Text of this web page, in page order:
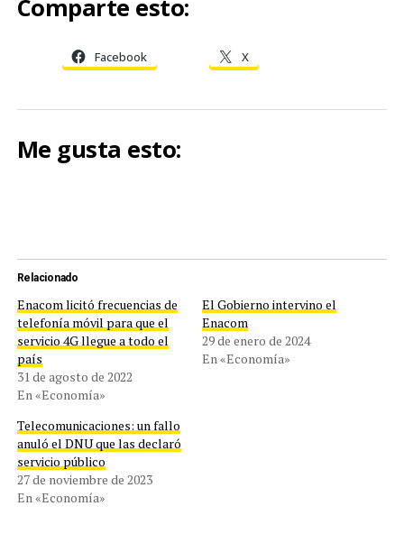
Comparte esto:
Facebook X
Me gusta esto:
Relacionado
Enacom licitó frecuencias de
telefonía móvil para que el
servicio 4G llegue a todo el
país
31 de agosto de 2022
En «Economía»
El Gobierno intervino el
Enacom
29 de enero de 2024
En «Economía»
Telecomunicaciones: un fallo
anuló el DNU que las declaró
servicio público
27 de noviembre de 2023
En «Economía»